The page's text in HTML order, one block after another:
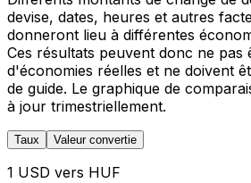
devise, dates, heures et autres
donneront lieu à différentes
Ces résultats peuvent donc ne pas
d'économies réelles et ne doivent
de guide. Le graphique de
à jour trimestriellement.
Taux Valeur convertie
1 USD vers HUF